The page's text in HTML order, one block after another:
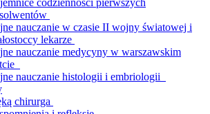
codzienności pierwszych
nauczanie w czasie II wojny światowej i
lekarze
nauczanie medycyny w warszawskim
nauczanie histologii i embriologii
chirurga